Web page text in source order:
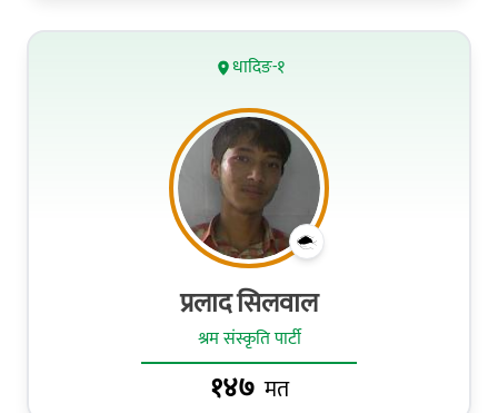
धादिङ-१
प्रलाद सिलवाल
श्रम संस्कृति पार्टी
१४७ मत